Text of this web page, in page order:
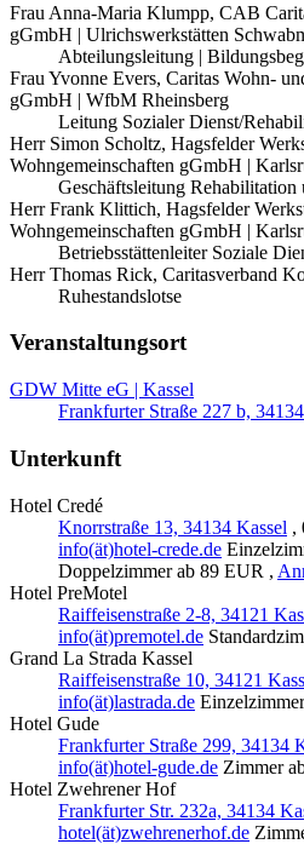
Frau Anna-Maria Klumpp, CAB
gGmbH | Ulrichswerkstätten
Abteilungsleitung |
Frau Yvonne Evers, Caritas Wohn-
gGmbH | WfbM Rheinsberg
Leitung Sozialer Dienst/
Herr Simon Scholtz, Hagsfelder
Wohngemeinschaften gGmbH |
Geschäftsleitung
Herr Frank Klittich, Hagsfelder
Wohngemeinschaften gGmbH |
Betriebsstättenleiter Soziale
Herr Thomas Rick, Caritasverband
Ruhestandslotse
Veranstaltungsort
GDW Mitte eG | Kassel
Frankfurter Straße 227 b,
Unterkunft
Hotel Credé
Knorrstraße 13, 34134 Kassel ,
info(ät)hotel-crede.de
Doppelzimmer ab 89 EUR ,
Hotel PreMotel
Raiffeisenstraße 2-8, 34121
info(ät)premotel.de
Grand La Strada Kassel
Raiffeisenstraße 10, 34121
info(ät)lastrada.de
Hotel Gude
Frankfurter Straße 299, 34134
info(ät)hotel-gude.de Zimmer
Hotel Zwehrener Hof
Frankfurter Str. 232a, 34134
hotel(ät)zwehrenerhof.de